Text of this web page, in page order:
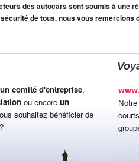
des autocars sont soumis à une
sécurité de tous, nous vous remercions
un comité d'entreprise,
ou encore un
souhaitez bénéficier de